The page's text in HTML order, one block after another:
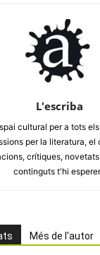
L'escriba
cultural per a tots
per la literatura, el
crítiques,
continguts t'hi
Més de l'autor